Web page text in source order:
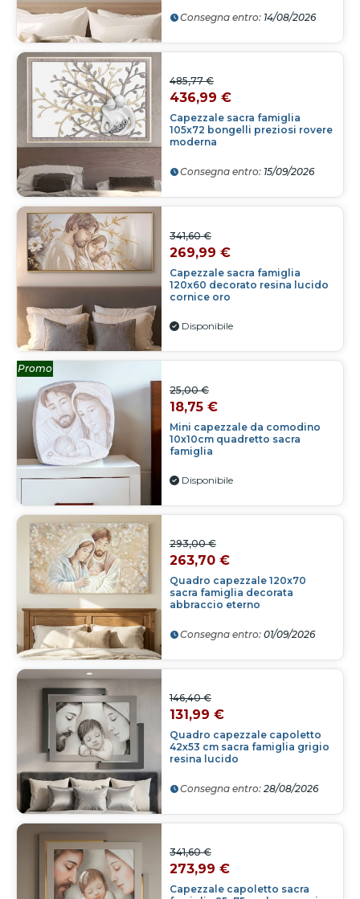
Consegna entro: 14/08/2026
Capezzale sacra famiglia
105x72 bongelli preziosi rovere
moderna
485,77 €
436,99 €
Consegna entro: 15/09/2026
Capezzale sacra famiglia
120x60 decorato resina lucido
cornice oro
341,60 €
269,99 €
Disponibile
Mini capezzale da comodino
10x10cm quadretto sacra
famiglia
25,00 €
18,75 €
Disponibile
Promo
Quadro capezzale 120x70
sacra famiglia decorata
abbraccio eterno
293,00 €
263,70 €
Consegna entro: 01/09/2026
Quadro capezzale capoletto
42x53 cm sacra famiglia grigio
resina lucido
146,40 €
131,99 €
Consegna entro: 28/08/2026
Capezzale capoletto sacra
341,60 €
273,99 €